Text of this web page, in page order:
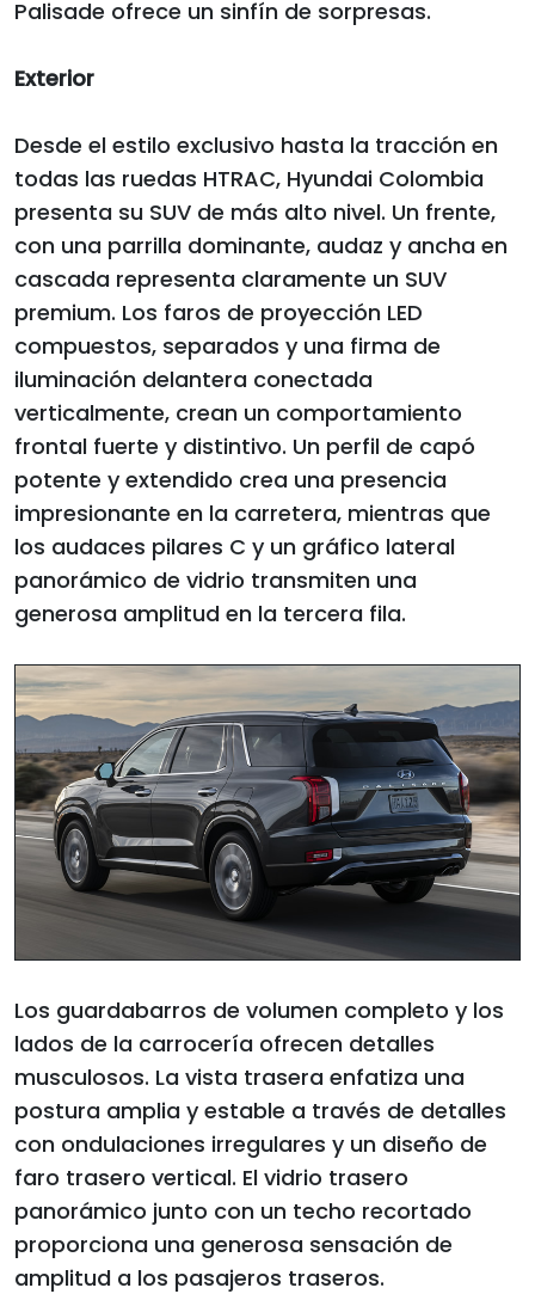
Palisade ofrece un sinfín de sorpresas.
Exterior
Desde el estilo exclusivo hasta la tracción en
todas las ruedas HTRAC, Hyundai Colombia
presenta su SUV de más alto nivel. Un frente,
con una parrilla dominante, audaz y ancha en
cascada representa claramente un SUV
premium. Los faros de proyección LED
compuestos, separados y una firma de
iluminación delantera conectada
verticalmente, crean un comportamiento
frontal fuerte y distintivo. Un perfil de capó
potente y extendido crea una presencia
impresionante en la carretera, mientras que
los audaces pilares C y un gráfico lateral
panorámico de vidrio transmiten una
generosa amplitud en la tercera fila.
Los guardabarros de volumen completo y los
lados de la carrocería ofrecen detalles
musculosos. La vista trasera enfatiza una
postura amplia y estable a través de detalles
con ondulaciones irregulares y un diseño de
faro trasero vertical. El vidrio trasero
panorámico junto con un techo recortado
proporciona una generosa sensación de
amplitud a los pasajeros traseros.